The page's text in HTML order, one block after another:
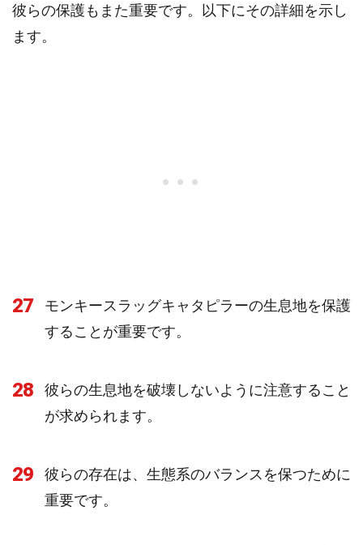
彼らの保護もまた重要です。以下にその詳細を示し
ます。
27
モンキースラッグキャタピラーの生息地を保護
することが重要です。
28
彼らの生息地を破壊しないように注意すること
が求められます。
29
彼らの存在は、生態系のバランスを保つために
重要です。